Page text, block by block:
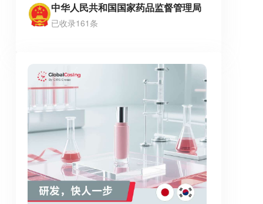
中华人民共和国国家药品监督管理局
已收录161条